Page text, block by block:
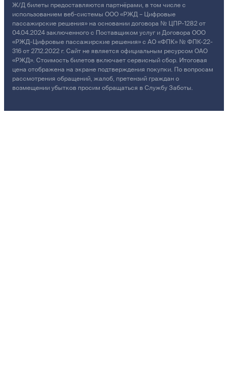
Ж/Д билеты предоставляются партнёрами, в том числе с
использованием веб-системы ООО «РЖД – Цифровые
пассажирские решения» на основании договора № ЦПР-1282 от
04.04.2024 заключенного с Поставщиком услуг и Договора ООО
«РЖД-Цифровые пассажирские решения» с АО «ФПК» № ФПК-22-
316 от 27.12.2022 г. Сайт не является официальным ресурсом ОАО
«РЖД». Стоимость билетов включает сервисный сбор. Итоговая
цена отображена на экране подтверждения покупки. По вопросам
рассмотрения обращений, жалоб, претензий граждан о
возмещении убытков просим обращаться в Службу Заботы.